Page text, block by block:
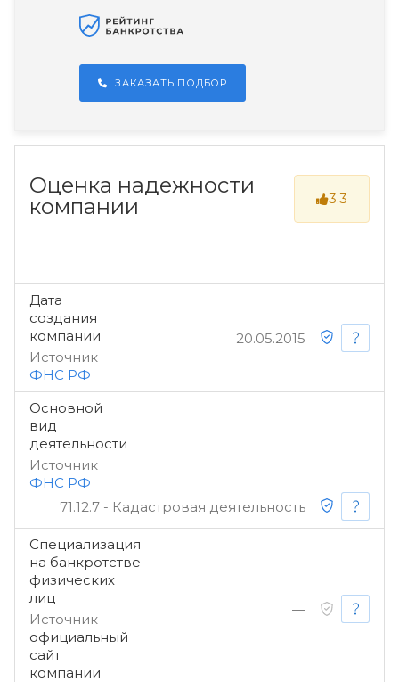
ЗАКАЗАТЬ ПОДБОР
Оценка надежности
компании
3.3
Дата
создания
компании
Источник
ФНС РФ
20.05.2015
Основной
вид
деятельности
Источник
ФНС РФ
71.12.7 - Кадастровая деятельность
Специализация
на банкротстве
физических
лиц
Источник
официальный
сайт
компании
—